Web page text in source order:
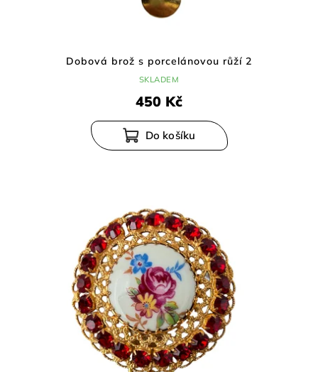
Dobová brož s porcelánovou růží 2
450 Kč
SKLADEM